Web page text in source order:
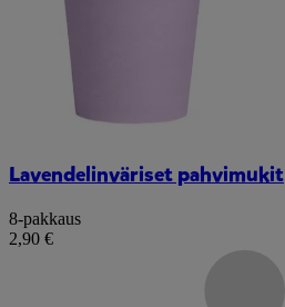
Lavendelinväriset pahvimukit
8-pakkaus
2,90 €